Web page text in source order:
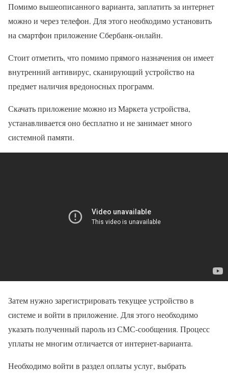
Помимо вышеописанного варианта, заплатить за интернет
можно и через телефон. Для этого необходимо установить
на смартфон приложение Сбербанк-онлайн.
Стоит отметить, что помимо прямого назначения он имеет
внутренний антивирус, сканирующий устройство на
предмет наличия вредоносных программ.
Скачать приложение можно из Маркета устройства,
устанавливается оно бесплатно и не занимает много
системной памяти.
Затем нужно зарегистрировать текущее устройство в
системе и войти в приложение. Для этого необходимо
указать полученный пароль из СМС-сообщения. Процесс
уплаты не многим отличается от интернет-варианта.
Необходимо войти в раздел оплаты услуг, выбрать